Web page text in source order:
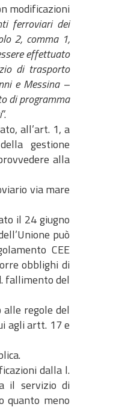
modificazioni
ferroviari dei
2, comma 1,
effettuato
di trasporto
e Messina –
di programma
”.
all’art. 1, a
gestione
alla
via mare
il 24 giugno
può
CEE
obblighi di
fallimento del
regole del
agli artt. 17 e
dalla l.
il servizio di
quanto meno